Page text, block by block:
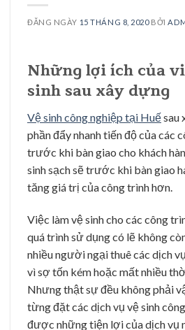
ĐĂNG NGÀY 15 THÁNG 8, 2020BỞI
Những lợi ích của
sinh sau xây dựng
Vệ sinh công nghiệp tại Huếsau
phần đẩy nhanh tiến độ của các
trước khi bàn giao cho khách
sinh sạch sẽ trước khi bàn giao
tăng giá trị của công trình hơn.
Việc làm vệ sinh cho các công
quá trình sử dụng có lẽ không
nhiều người ngại thuê các dịch
vì sợ tốn kém hoặc mất nhiều
Nhưng thật sự đều không phải
từng đặt các dịch vụ vệ sinh
được những tiện lợi của dịch vụ